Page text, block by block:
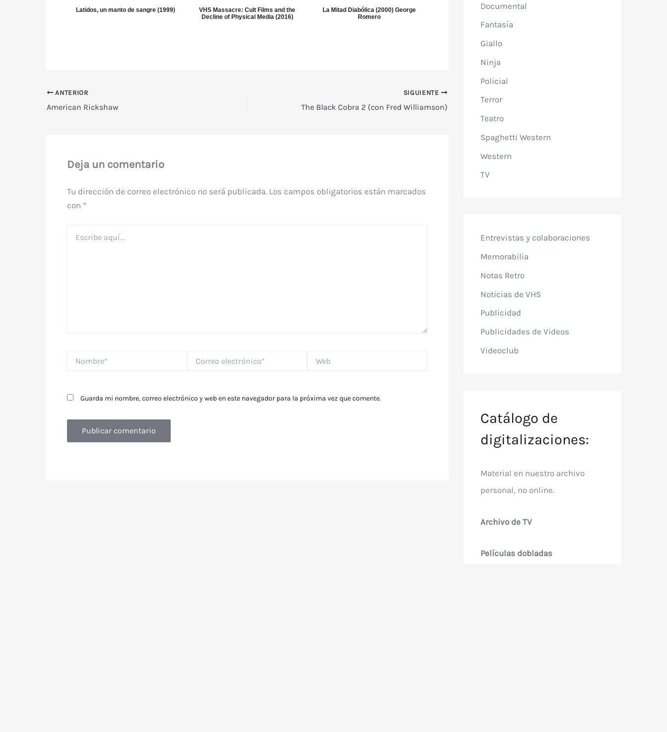
Latidos, un manto de sangre (1999)
VHS Massacre: Cult Films and the
Decline of Physical Media (2016)
La Mitad Diabólica (2000) George
Romero
ANTERIOR
American Rickshaw
SIGUIENTE
The Black Cobra 2 (con Fred Williamson)
Deja un comentario
Tu dirección de correo electrónico no será publicada. Los campos obligatorios están marcados
con *
aquí...
electrónico*
Guarda mi nombre, correo electrónico y web en este navegador para la próxima vez que comente.
Documental
Fantasía
Giallo
Ninja
Policial
Terror
Teatro
Spaghetti Western
Western
TV
Entrevistas y colaboraciones
Memorabilia
Notas Retro
Noticias de VHS
Publicidad
Publicidades de Videos
Videoclub
Catálogo de
digitalizaciones:
Material en nuestro archivo
personal, no online.
Archivo de TV
Películas dobladas